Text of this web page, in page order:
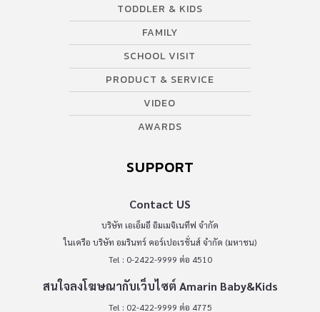
TODDLER & KIDS
FAMILY
SCHOOL VISIT
PRODUCT & SERVICE
VIDEO
AWARDS
SUPPORT
Contact US
บริษัท เอเอ็มอี อิมเมจิเนทีฟ จำกัด
ในเครือ บริษัท อมรินทร์ คอร์เปอเรชั่นส์ จำกัด (มหาชน)
Tel : 0-2422-9999 ต่อ 4510
สนใจลงโฆษณากับเว็บไซต์ Amarin Baby&Kids
Tel : 02-422-9999 ต่อ 4775